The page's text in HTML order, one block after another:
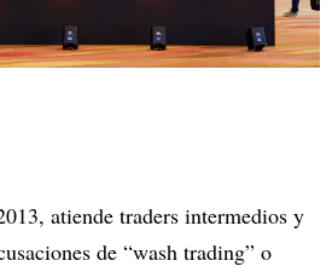
atiende traders intermedios y
de “wash trading” o